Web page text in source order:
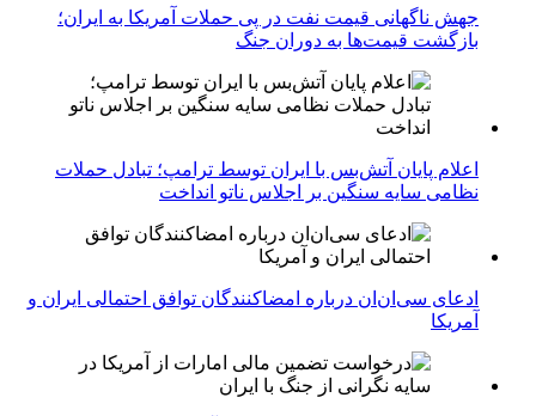
جهش ناگهانی قیمت نفت در پی حملات آمریکا به ایران؛
بازگشت قیمت‌ها به دوران جنگ
اعلام پایان آتش‌بس با ایران توسط ترامپ؛ تبادل حملات
نظامی سایه سنگین بر اجلاس ناتو انداخت
ادعای سی‌ان‌ان درباره امضاکنندگان توافق احتمالی ایران و
آمریکا